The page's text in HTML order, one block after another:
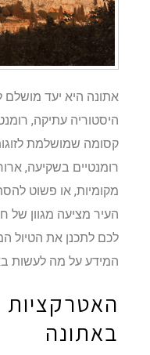
אתונה היא יעד מושלם
היסטוריה עתיקה, רומנטיקה
קסומה שמושלמת לזוגות.
רומנטיים בשקיעה,
מקומיות, או פשוט
העיר מציעה מגוון של
לכם לתכנן את הטיול
המידע על מה לעשות
האטרקציות
באתונה